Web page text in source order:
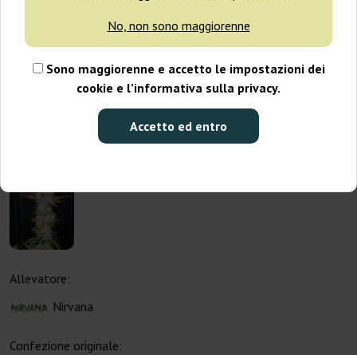
No, non sono maggiorenne
Sono maggiorenne e accetto le impostazioni dei
cookie e l’informativa sulla privacy.
Accetto ed entro
Allevatore:
Nirvana
Confezione originale: